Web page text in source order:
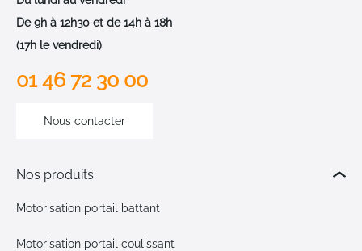
De 9h à 12h30 et de 14h à 18h
(17h le vendredi)
01 46 72 30 00
Nous contacter
Nos produits
Motorisation portail battant
Motorisation portail coulissant